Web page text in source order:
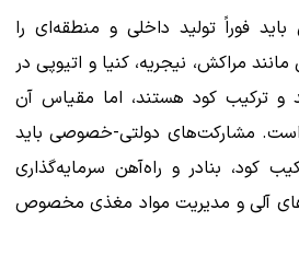
فوراً تولید داخلی و منطقه‌ای را
مراکش، نیجریه، کنیا و اتیوپی در
و ترکیب کود هستند، اما مقیاس آن
مشارکت‌های دولتی-خصوصی باید
کود، بنادر و راه‌آهن سرمایه‌گذاری
آلی و مدیریت مواد مغذی مخصوص